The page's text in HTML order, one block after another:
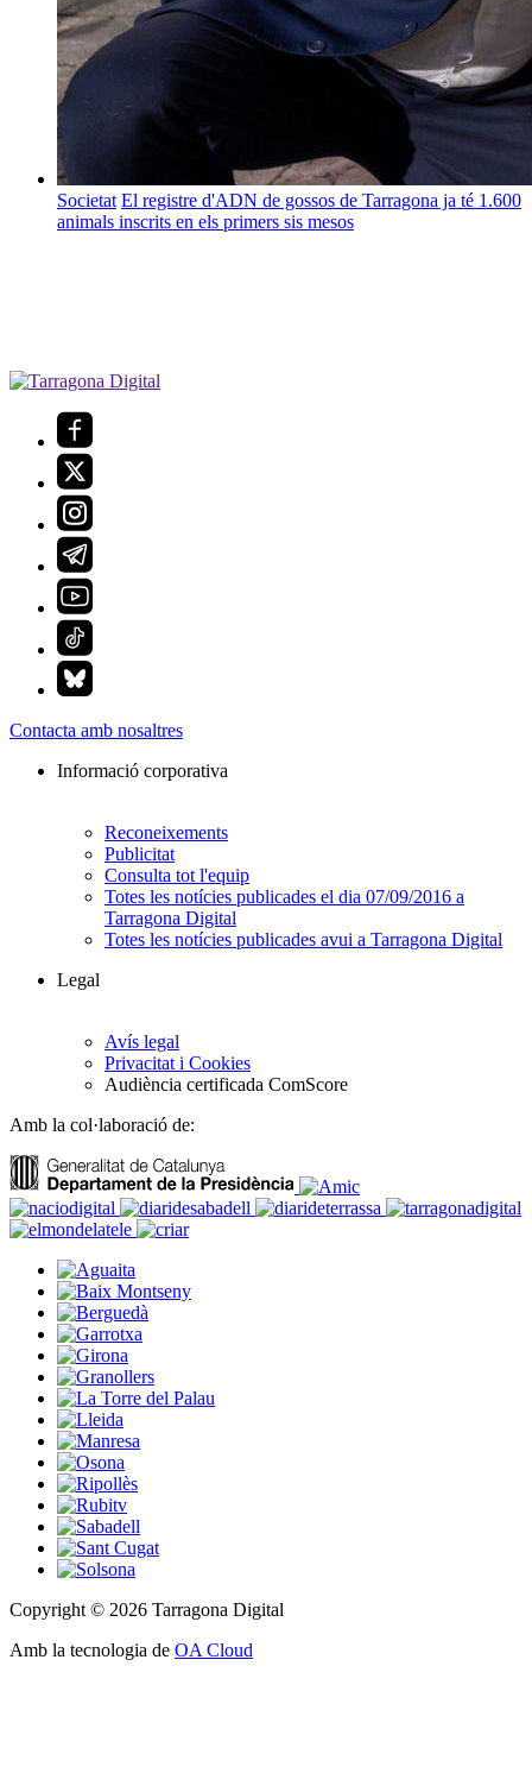
Societat El registre d'ADN de gossos de Tarragona ja té 1.600
animals inscrits en els primers sis mesos
Contacta amb nosaltres
Informació corporativa
Reconeixements
Publicitat
Consulta tot l'equip
Totes les notícies publicades el dia 07/09/2016 a
Tarragona Digital
Totes les notícies publicades avui a Tarragona Digital
Legal
Avís legal
Privacitat i Cookies
Audiència certificada ComScore
Amb la col·laboració de:
Copyright © 2026 Tarragona Digital
Amb la tecnologia de OA Cloud